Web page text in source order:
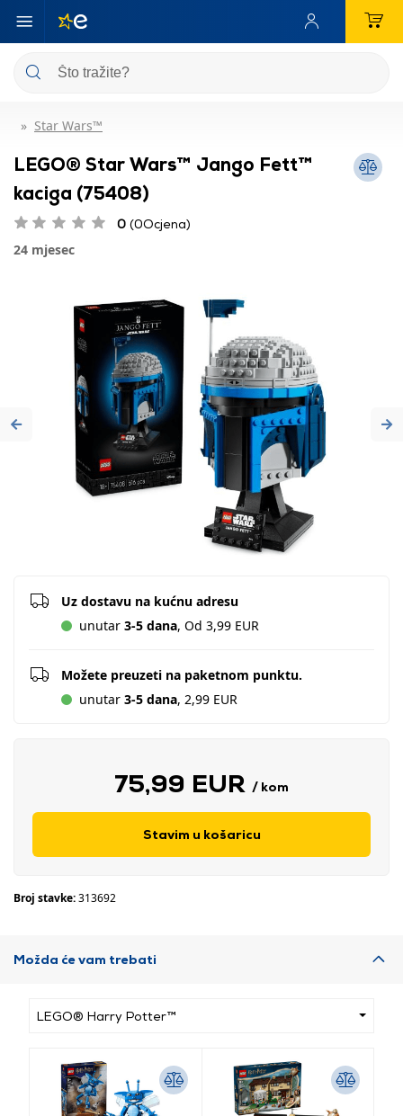
Star Wars™
LEGO® Star Wars™ Jango Fett™
kaciga (75408)
0 (0Ocjena)
24 mjesec
Previous
Uz dostavu na kućnu adresu
unutar 3-5 dana, Od 3,99 EUR
Možete preuzeti na paketnom punktu.
unutar 3-5 dana, 2,99 EUR
75,99 EUR / kom
Stavim u košaricu
Broj stavke:313692
Možda će vam trebati
LEGO® Harry Potter™